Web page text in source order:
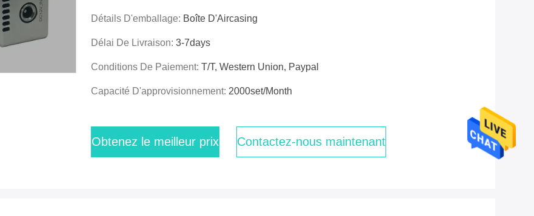
Détails D'emballage: Boîte D'Aircasing
Délai De Livraison: 3-7days
Conditions De Paiement: T/T, Western Union, Paypal
Capacité D'approvisionnement: 2000set/month
Obtenez le meilleur prix Contactez-nous maintenant